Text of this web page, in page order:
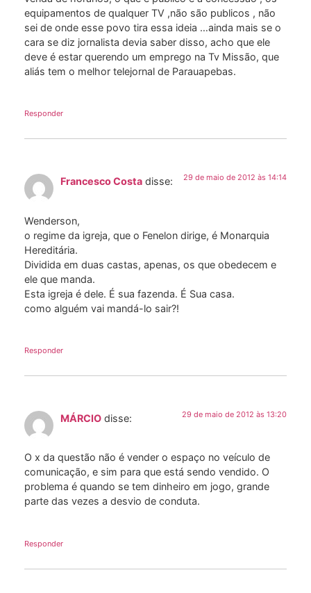
equipamentos de qualquer TV ,não são publicos , não
sei de onde esse povo tira essa ideia …ainda mais se o
cara se diz jornalista devia saber disso, acho que ele
deve é estar querendo um emprego na Tv Missão, que
aliás tem o melhor telejornal de Parauapebas.
Responder
Francesco Costa disse: 29 de maio de 2012 às 14:14
Wenderson,
o regime da igreja, que o Fenelon dirige, é Monarquia
Hereditária.
Dividida em duas castas, apenas, os que obedecem e
ele que manda.
Esta igreja é dele. É sua fazenda. É Sua casa.
como alguém vai mandá-lo sair?!
Responder
MÁRCIO disse: 29 de maio de 2012 às 13:20
O x da questão não é vender o espaço no veículo de
comunicação, e sim para que está sendo vendido. O
problema é quando se tem dinheiro em jogo, grande
parte das vezes a desvio de conduta.
Responder